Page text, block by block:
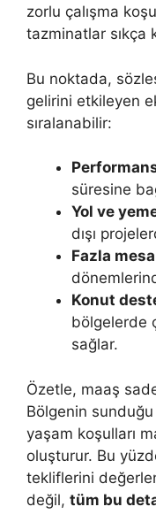
zorlu çalışma
tazminatlar sıkça
Bu noktada,
gelirini etkileyen
sıralanabilir:
süresine
Yol ve
dışı
Fazla
Konut
bölgelerde
sağlar.
Özetle, maaş
Bölgenin
yaşam koşulları
oluşturur. Bu
tekliflerini
değil, tüm bu